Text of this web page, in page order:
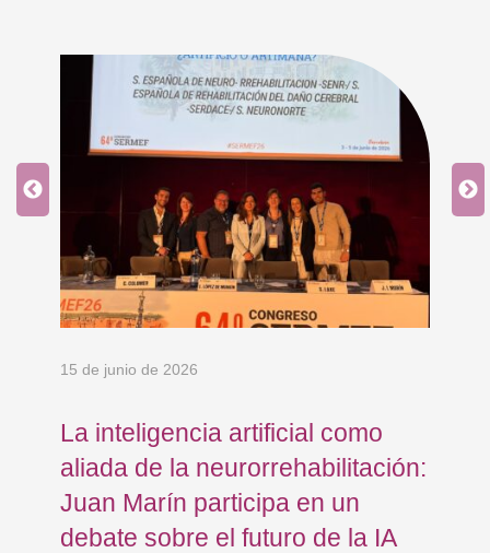
15 de junio de 2026
La inteligencia artificial como
aliada de la neurorrehabilitación:
Juan Marín participa en un
debate sobre el futuro de la IA